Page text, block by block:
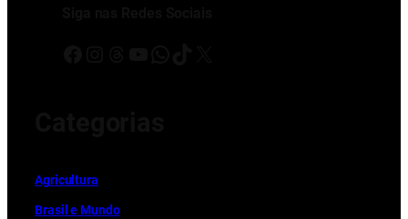
Agricultura
Brasil e Mundo